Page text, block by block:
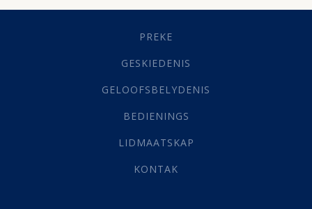
Geestelike Groei(10)
(21)
Grys Areas(4)
Lewensdoel(3)
Selfondersoek(1)
Werk(22)
(142)
PREKE
GESKIEDENIS
GELOOFSBELYDENIS
BEDIENINGS
LIDMAATSKAP
KONTAK